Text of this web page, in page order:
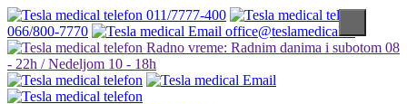
011/7777-400
066/800-7770
office@teslamedical.rs
Radno vreme: Radnim danima i subotom 08
- 22h / Nedeljom 10 - 18h